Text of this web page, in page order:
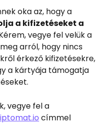
oka az, hogy a
a kifizetéseket a
vegye fel velük a
arról, hogy nincs
érkező kifizetésekre,
a kártyája támogatja
vegye fel a
címmel